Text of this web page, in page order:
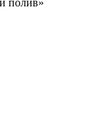
полив»